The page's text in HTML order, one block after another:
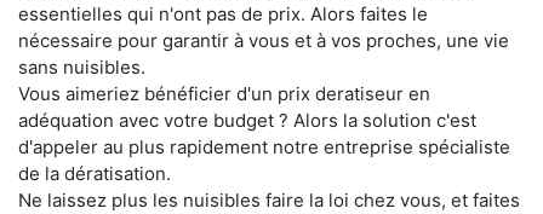
essentielles qui n'ont pas de prix. Alors faites le
nécessaire pour garantir à vous et à vos proches, une vie
sans nuisibles.
Vous aimeriez bénéficier d'un prix deratiseur en
adéquation avec votre budget ? Alors la solution c'est
d'appeler au plus rapidement notre entreprise spécialiste
de la dératisation.
Ne laissez plus les nuisibles faire la loi chez vous, et faites